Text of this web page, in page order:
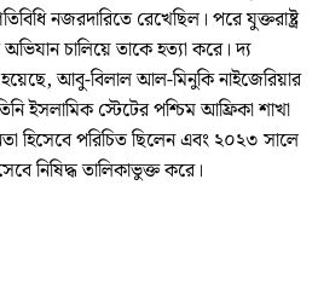
নজরদারিতে রেখেছিল। পরে যুক্তরাষ্ট্র
চালিয়ে তাকে হত্যা করে। দ্য
হয়েছে, আবু-বিলাল আল-মিনুকি নাইজেরিয়ার
ইসলামিক স্টেটের পশ্চিম আফ্রিকা শাখা
হিসেবে পরিচিত ছিলেন এবং ২০২৩ সালে
নিষিদ্ধ তালিকাভুক্ত করে।